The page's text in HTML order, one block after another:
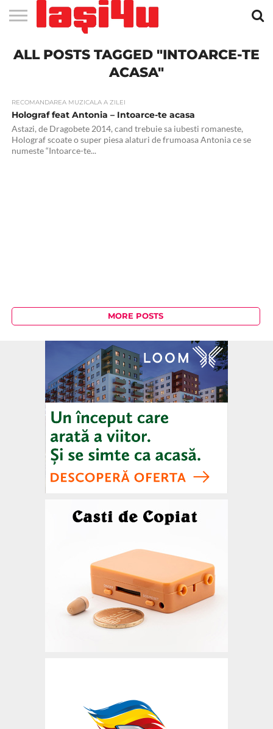
STIRI
APARTAMENTE
NOI IASI
STIRI
IASI
JOBS
IN
FILME
LA
CLUBURI /
DISCOTECI
BARURI /
CAFENELE
SALI DE
FORTA
SALOANE DE
INFRUMUSETARE
AGENTII
DE
RESTAURANTE
IN IASI
PIZZA
IN
PISCINA
IN IASI
FLORARII
RADIO
LIVE
SPALATORII
AUTO
TRACTARI
AUTO
TAXI
IN
CINEMA
TEATRU
HOTELURI
/
TEREN
SPORTIV
TEREN
TENIS
FARMACII
NON
COFFEE-
TO-GO
FIRME DE
PUBLICITATE
RENT
A
ALL POSTS TAGGED "INTOARCE-TE
ACASA"
RECOMANDAREA MUZICALA A ZILEI
Holograf feat Antonia – Intoarce-te acasa
Astazi, de Dragobete 2014, cand trebuie sa iubesti romaneste,
Holograf scoate o super piesa alaturi de frumoasa Antonia ce se
numeste “Intoarce-te...
MORE POSTS